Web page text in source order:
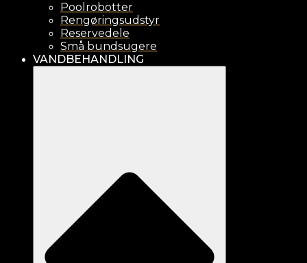
Poolrobotter
Rengøringsudstyr
Reservedele
Små bundsugere
VANDBEHANDLING